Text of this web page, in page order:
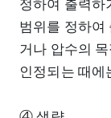
정하여 출력하
범위를 정하여
거나 압수의
인정되는 때에